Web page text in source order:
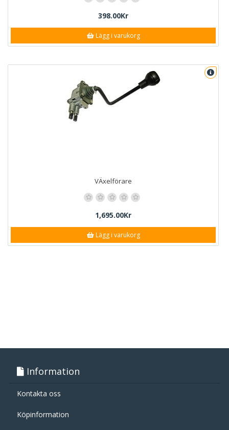
398.00Kr
Lägg i varukorg
VÄxelförare
1,695.00Kr
Lägg i varukorg
Information
Kontakta oss
Köpinformation